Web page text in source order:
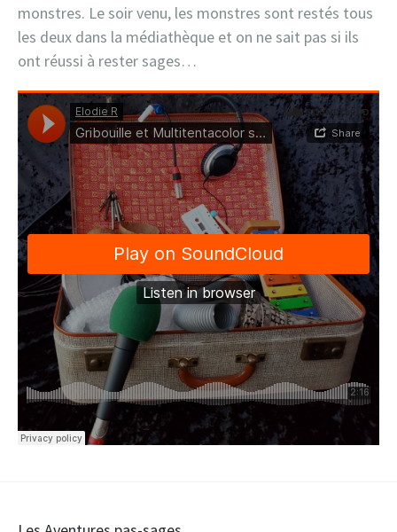
monstres. Le soir venu, les monstres sont restés tous
les deux dans la médiathèque et on ne sait pas si ils
ont réussi à rester sages…